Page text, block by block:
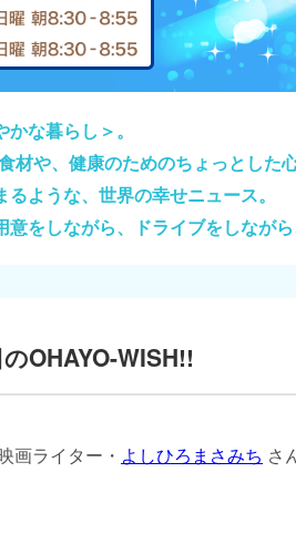
な暮らし＞。
材や、健康のためのちょっとし
ような、世界の幸せニュース。
意をしながら、ドライブをしなが
OHAYO-WISH!!
画ライター・ よしひろまさみち さ